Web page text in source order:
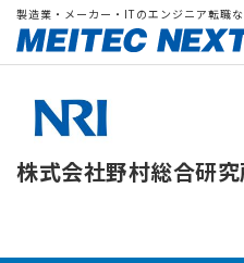
製造業・メーカー・ITのエンジニア転職
株式会社野村総合研究